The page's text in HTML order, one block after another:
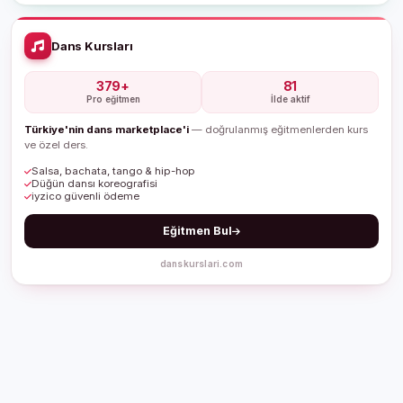
Dans Kursları
379+
Pro eğitmen
81
İlde aktif
Türkiye'nin dans marketplace'i — doğrulanmış eğitmenlerden kurs
ve özel ders.
Salsa, bachata, tango & hip-hop
Düğün dansı koreografisi
iyzico güvenli ödeme
Eğitmen Bul
danskurslari.com